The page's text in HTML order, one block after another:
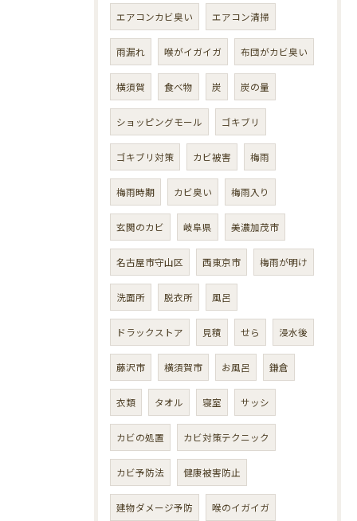
エアコンカビ臭い エアコン清掃
雨漏れ 喉がイガイガ 布団がカビ臭い
横須賀 食べ物 炭 炭の量
ショッピングモール ゴキブリ
ゴキブリ対策 カビ被害 梅雨
梅雨時期 カビ臭い 梅雨入り
玄関のカビ 岐阜県 美濃加茂市
名古屋市守山区 西東京市 梅雨が明け
洗面所 脱衣所 風呂
ドラックストア 見積 せら 浸水後
藤沢市 横須賀市 お風呂 鎌倉
衣類 タオル 寝室 サッシ
カビの処置 カビ対策テクニック
カビ予防法 健康被害防止
建物ダメージ予防 喉のイガイガ